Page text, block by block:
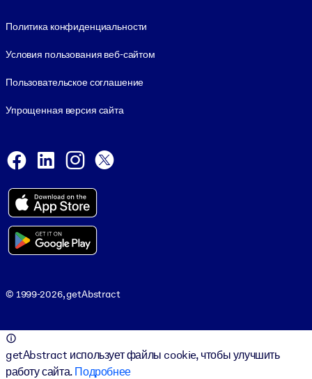
Политика конфиденциальности
Условия пользования веб-сайтом
Пользовательское соглашение
Упрощенная версия сайта
Facebook
LinkedInInstagram
© 1999-2026, getAbstract
getAbstract использует файлы cookie, чтобы улучшить
работу сайта. Подробнее